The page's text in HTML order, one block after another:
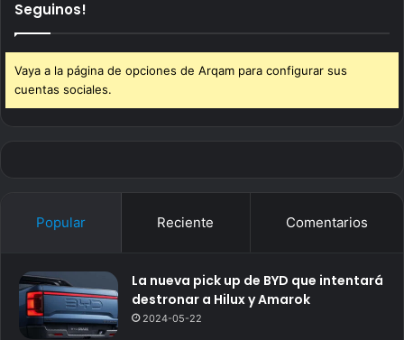
Seguinos!
Vaya a la página de opciones de Arqam para configurar sus
cuentas sociales.
Popular Reciente Comentarios
La nueva pick up de BYD que intentará
destronar a Hilux y Amarok
2024-05-22